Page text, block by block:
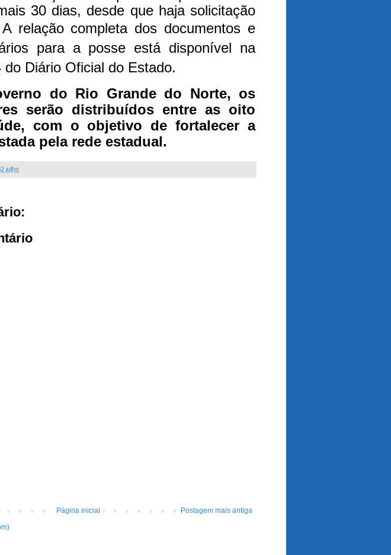
30 dias, desde que haja solicitação
A relação completa dos documentos e
para a posse está disponível na
do Diário Oficial do Estado.
do Rio Grande do Norte, os
serão distribuídos entre as oito
com o objetivo de fortalecer a
pela rede estadual.
julho
Postagem mais antiga
Página inicial